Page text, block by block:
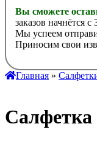
Вы сможете
заказов начнётся с
Мы успеем
Приносим свои
Главная »
Салфетка